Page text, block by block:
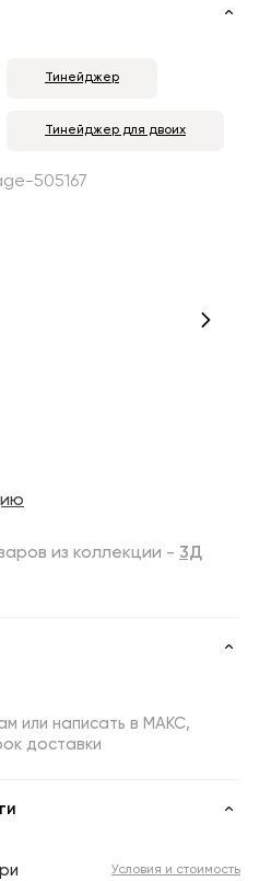
Тинейджер
Тинейджер для двоих
из коллекции - 3Д
или написать в МАКС,
доставки
Условия и стоимость